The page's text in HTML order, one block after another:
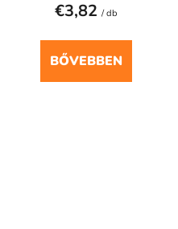
€3,82 / db
BŐVEBBEN